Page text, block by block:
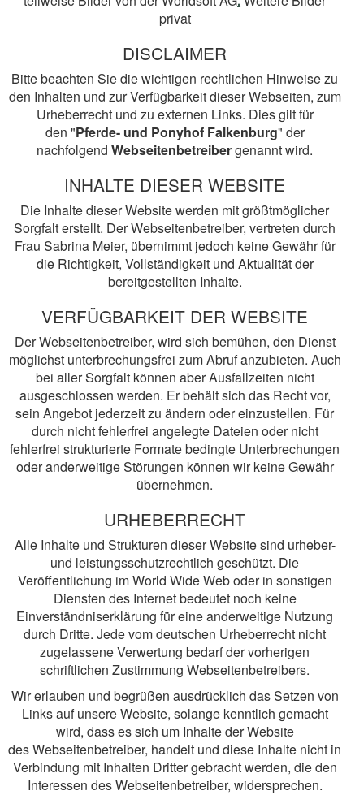
privat
DISCLAIMER
Bitte beachten Sie die wichtigen rechtlichen Hinweise zu
den Inhalten und zur Verfügbarkeit dieser Webseiten, zum
Urheberrecht und zu externen Links. Dies gilt für
den "Pferde- und Ponyhof Falkenburg" der
nachfolgendWebseitenbetreibergenannt wird.
INHALTE DIESER WEBSITE
Die Inhalte dieser Website werden mit größtmöglicher
Sorgfalt erstellt. Der Webseitenbetreiber, vertreten durch
Frau Sabrina Meier, übernimmt jedoch keine Gewähr für
die Richtigkeit, Vollständigkeit und Aktualität der
bereitgestellten Inhalte.
VERFÜGBARKEIT DER WEBSITE
Der Webseitenbetreiber, wird sich bemühen, den Dienst
möglichst unterbrechungsfrei zum Abruf anzubieten. Auch
bei aller Sorgfalt können aber Ausfallzeiten nicht
ausgeschlossen werden. Er behält sich das Recht vor,
sein Angebot jederzeit zu ändern oder einzustellen. Für
durch nicht fehlerfrei angelegte Dateien oder nicht
fehlerfrei strukturierte Formate bedingte Unterbrechungen
oder anderweitige Störungen können wir keine Gewähr
übernehmen.
URHEBERRECHT
Alle Inhalte und Strukturen dieser Website sind urheber-
und leistungsschutzrechtlich geschützt. Die
Veröffentlichung im World Wide Web oder in sonstigen
Diensten des Internet bedeutet noch keine
Einverständniserklärung für eine anderweitige Nutzung
durch Dritte. Jede vom deutschen Urheberrecht nicht
zugelassene Verwertung bedarf der vorherigen
schriftlichen Zustimmung Webseitenbetreibers.
Wir erlauben und begrüßen ausdrücklich das Setzen von
Links auf unsere Website, solange kenntlich gemacht
wird, dass es sich um Inhalte der Website
des Webseitenbetreiber, handelt und diese Inhalte nicht in
Verbindung mit Inhalten Dritter gebracht werden, die den
Interessen des Webseitenbetreiber, widersprechen.